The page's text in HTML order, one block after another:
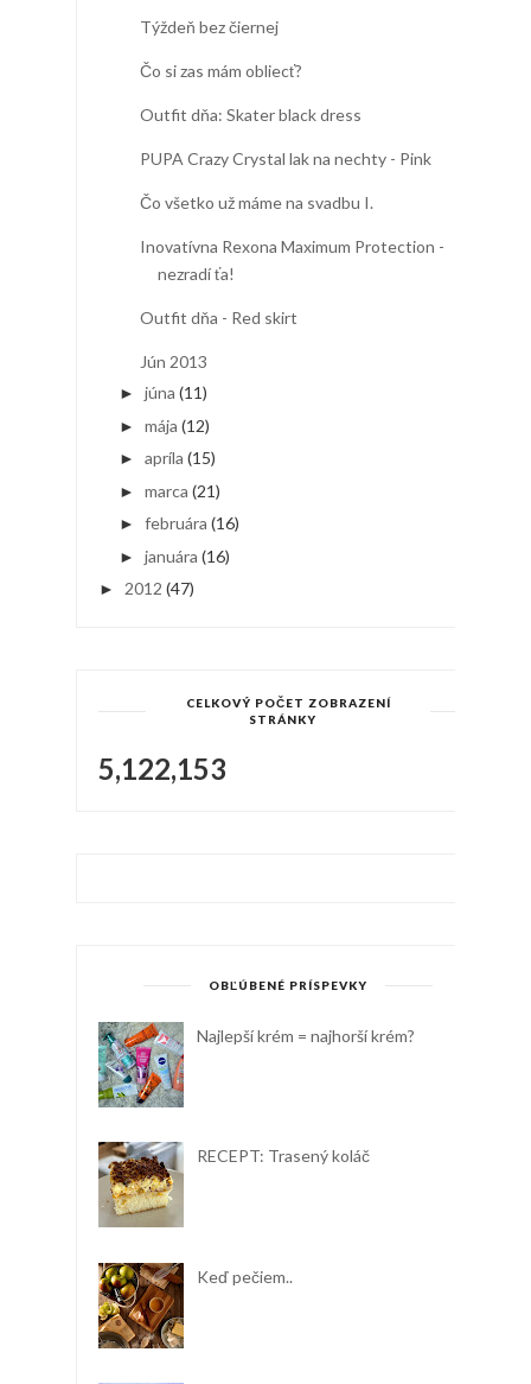
Týždeň bez čiernej
Čo si zas mám obliecť?
Outfit dňa: Skater black dress
PUPA Crazy Crystal lak na nechty - Pink
Čo všetko už máme na svadbu I.
Inovatívna Rexona Maximum Protection -
nezradí ťa!
Outfit dňa - Red skirt
Jún 2013
► júna (11)
► mája (12)
► apríla (15)
► marca (21)
► februára (16)
► januára (16)
► 2012 (47)
CELKOVÝ POČET ZOBRAZENÍ
STRÁNKY
5,122,153
OBĽÚBENÉ PRÍSPEVKY
Najlepší krém = najhorší krém?
RECEPT: Trasený koláč
Keď pečiem..